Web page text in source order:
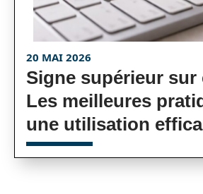
20 MAI 2026
Signe supérieur sur
Les meilleures
une utilisation